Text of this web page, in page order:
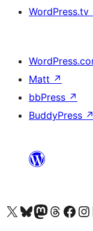
WordPress.tv
Matt ↗
bbPress ↗
BuddyPress ↗
Visit our X (formerly Twitter) account
Visit our Bluesky account
Visit our Mastodon account
Visit our Threads
Visit our Facebook
Visit